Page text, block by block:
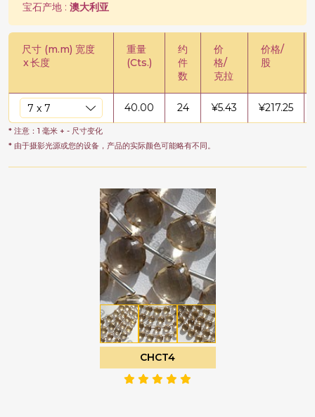
宝石产地 : 澳大利亚
尺寸 (m.m) 宽度
x长度
重量
(Cts.)
约
件
数
价
格/
克拉
价格/
股
40.00 24 ¥5.43 ¥217.25
* 注意：1 毫米 + - 尺寸变化
* 由于摄影光源或您的设备，产品的实际颜色可能略有不同。
CHCT4